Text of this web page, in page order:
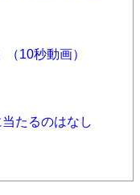
10秒動画）
たるのはなし